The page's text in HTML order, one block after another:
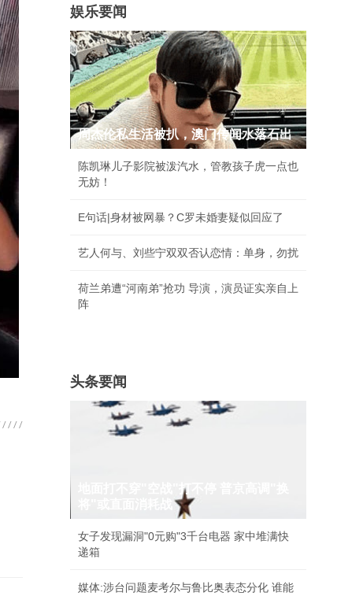
娱乐要闻
周杰伦私生活被扒，澳门传闻水落石出
陈凯琳儿子影院被泼汽水，管教孩子虎一点也
无妨！
E句话|身材被网暴？C罗未婚妻疑似回应了
艺人何与、刘些宁双双否认恋情：单身，勿扰
荷兰弟遭“河南弟”抢功 导演，演员证实亲自上
阵
头条要闻
地面打不穿"空战"打不停 普京高调"换
女子发现漏洞"0元购"3千台电器 家中堆满快
递箱
媒体:涉台问题麦考尔与鲁比奥表态分化 谁能